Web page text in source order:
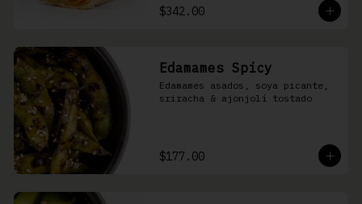
$342.00
Edamames Spicy
Edamames asados, soya picante,
sriracha & ajonjolí tostado
$177.00